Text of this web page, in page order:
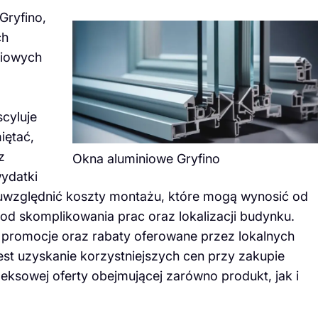
Okna aluminiowe Gryfino
koszty montażu, które mogą wynosić od
skomplikowania prac oraz lokalizacji budynku.
oraz rabaty oferowane przez lokalnych
uzyskanie korzystniejszych cen przy zakupie
oferty obejmującej zarówno produkt, jak i